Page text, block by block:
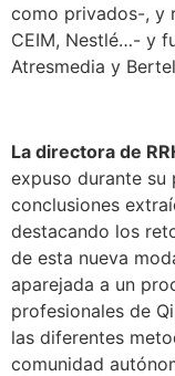
como privados-, y
CEIM, Nestlé…- y
Atresmedia y
La directora de
expuso durante su
conclusiones
destacando los
de esta nueva
aparejada a un
profesionales de
las diferentes
comunidad